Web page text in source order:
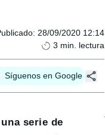
: 28/09/2020 12:14
3 min. lectura
Síguenos en Google
serie de